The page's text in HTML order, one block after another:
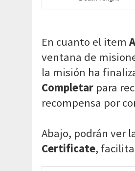
En cuanto el item
ventana de
la misión ha
Completarpara
recompensa por
Abajo, podrán ver
Certificate,